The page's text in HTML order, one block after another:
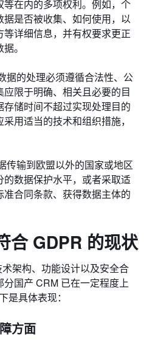
等在内的多项权利。例如，个
是否被收集、如何使用，以
详细信息，并有权要求更正
。
据的处理必须遵循合法性、公
限于明确、相关且必要的目
储时间不超过实现处理目的
用适当的技术和组织措施，
传输到欧盟以外的国家或地区
数据保护水平，或者采取适
合同条款、获得数据主体的
合 GDPR 的现状
架构、功能设计以及安全合
国产 CRM 已在一定程度上
是具体表现：
方面